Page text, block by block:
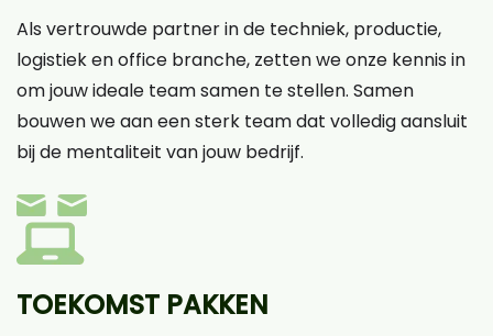
Als vertrouwde partner in de techniek, productie,
logistiek en office branche, zetten we onze kennis in
om jouw ideale team samen te stellen. Samen
bouwen we aan een sterk team dat volledig aansluit
bij de mentaliteit van jouw bedrijf.
TOEKOMST PAKKEN